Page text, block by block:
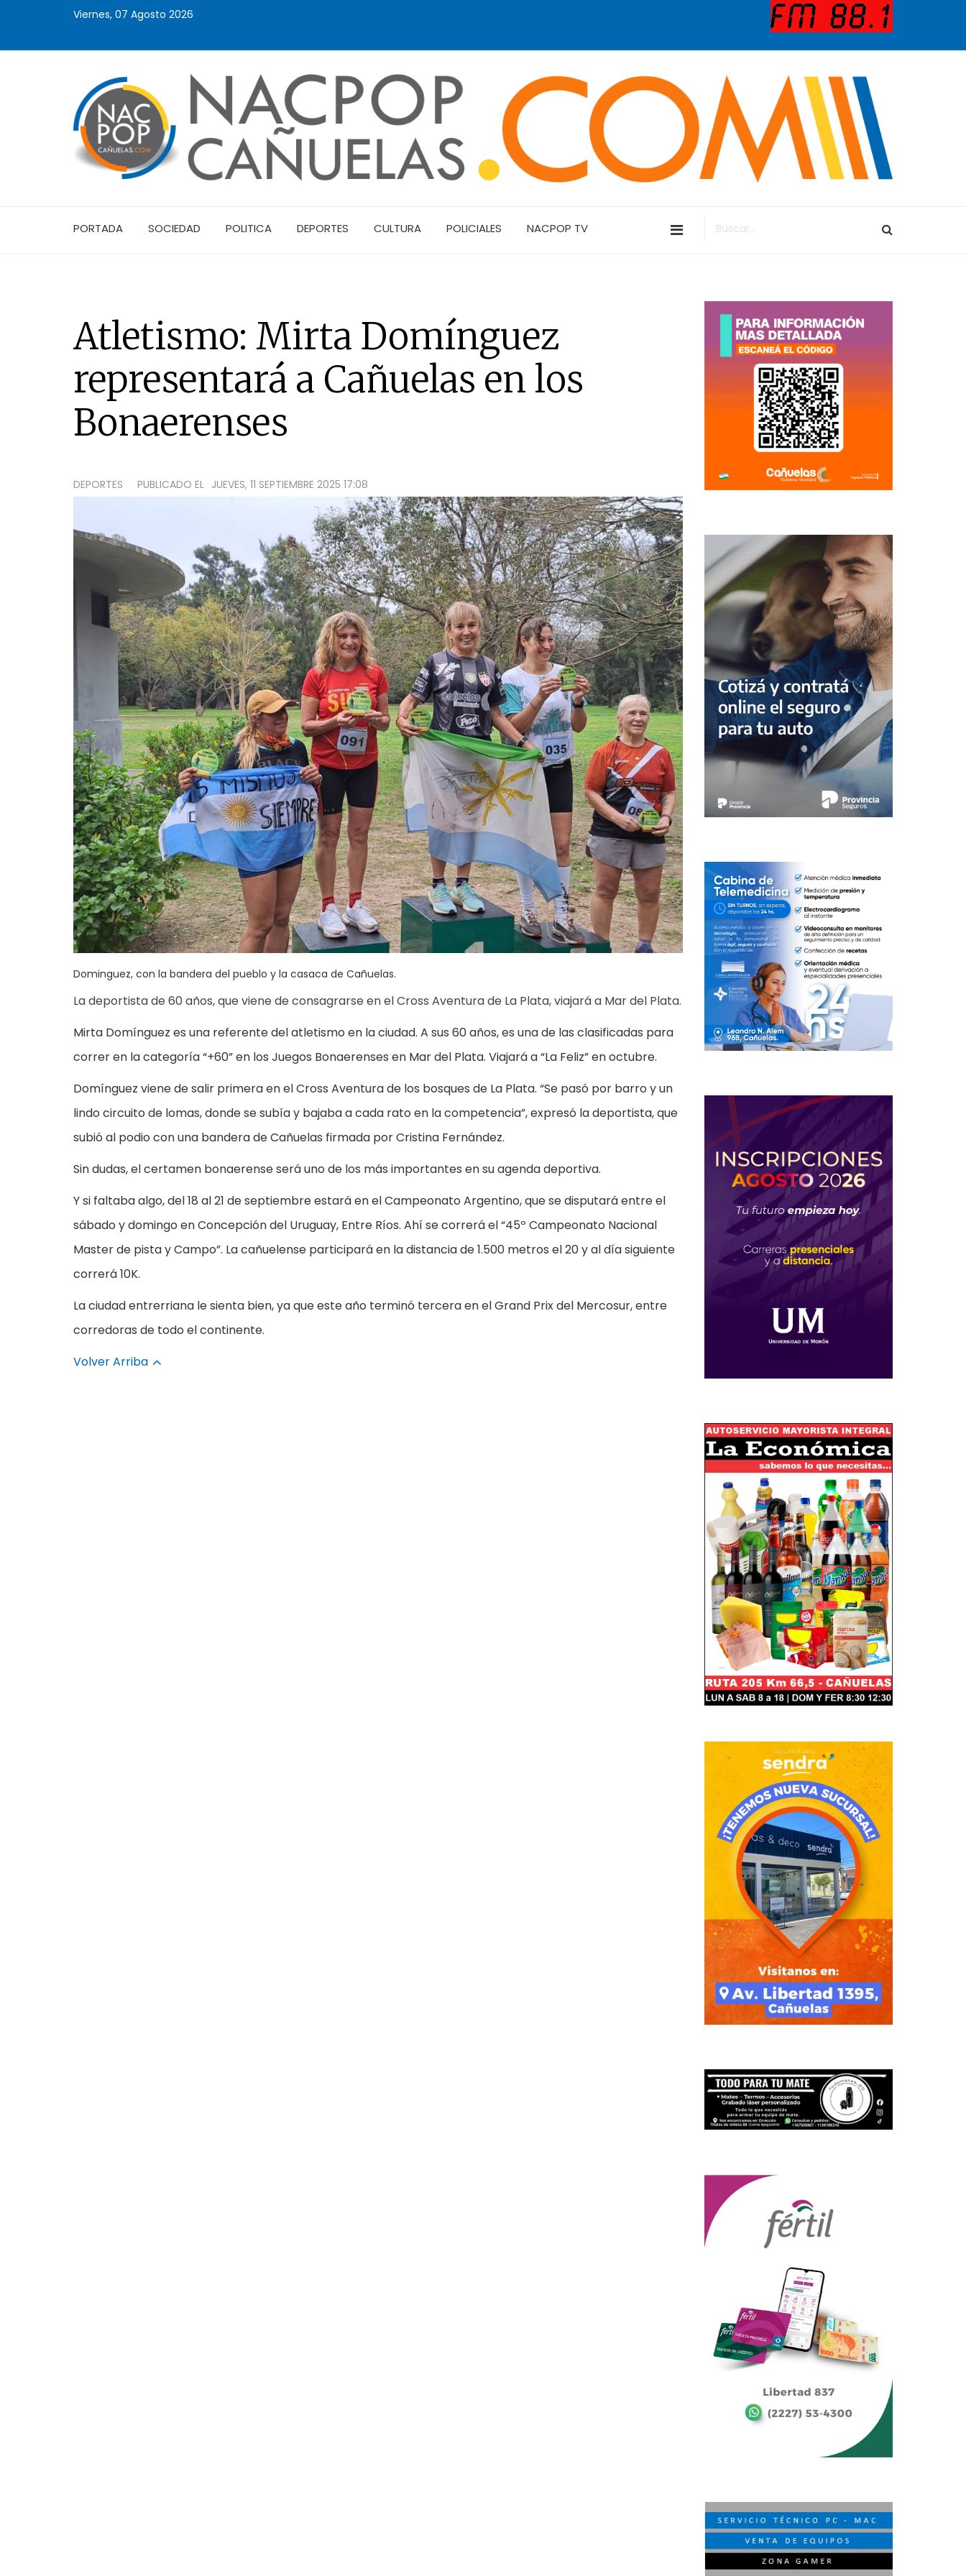
Viernes, 07 Agosto 2026
PORTADA SOCIEDAD POLITICA DEPORTES CULTURA POLICIALES NACPOP TV
Atletismo: Mirta Domínguez
representará a Cañuelas en los
Bonaerenses
DEPORTES PUBLICADO EL JUEVES, 11 SEPTIEMBRE 2025 17:08
Dominguez, con la bandera del pueblo y la casaca de Cañuelas.
La deportista de 60 años, que viene de consagrarse en el Cross Aventura de La Plata, viajará a Mar del Plata.
Mirta Domínguez es una referente del atletismo en la ciudad. A sus 60 años, es una de las clasificadas para
correr en la categoría “+60” en los Juegos Bonaerenses en Mar del Plata. Viajará a “La Feliz” en octubre.
Domínguez viene de salir primera en el Cross Aventura de los bosques de La Plata. “Se pasó por barro y un
lindo circuito de lomas, donde se subía y bajaba a cada rato en la competencia”, expresó la deportista, que
subió al podio con una bandera de Cañuelas firmada por Cristina Fernández.
Sin dudas, el certamen bonaerense será uno de los más importantes en su agenda deportiva.
Y si faltaba algo, del 18 al 21 de septiembre estará en el Campeonato Argentino, que se disputará entre el
sábado y domingo en Concepción del Uruguay, Entre Ríos. Ahí se correrá el “45º Campeonato Nacional
Master de pista y Campo”. La cañuelense participará en la distancia de 1.500 metros el 20 y al día siguiente
correrá 10K.
La ciudad entrerriana le sienta bien, ya que este año terminó tercera en el Grand Prix del Mercosur, entre
corredoras de todo el continente.
Volver Arriba